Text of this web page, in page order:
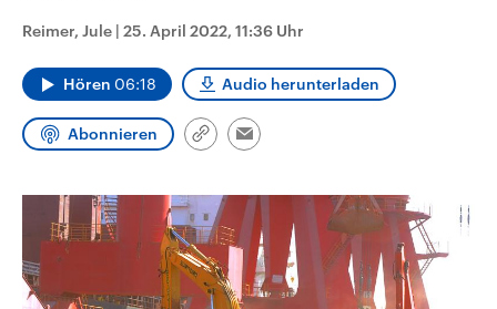
Reimer, Jule | 25. April 2022, 11:36 Uhr
Hören 06:18 Audio herunterladen
Abonnieren
Link
Email